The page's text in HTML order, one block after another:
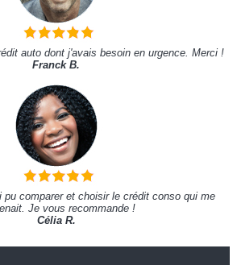
auto dont j'avais besoin en urgence. Merci !
Franck B.
pu comparer et choisir le crédit conso qui me
Je vous recommande !
Célia R.